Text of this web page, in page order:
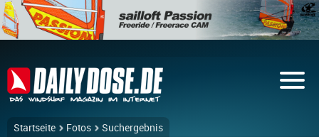
Startseite Fotos Suchergebnis